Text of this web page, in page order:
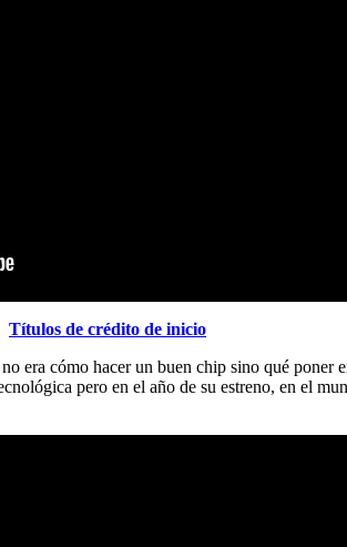
Títulos de crédito de inicio
era cómo hacer un buen chip sino qué poner
pero en el año de su estreno, en el